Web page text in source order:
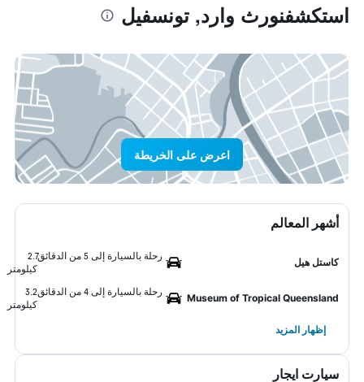
استكشفنورث وارد, تونسفيل
اعرض على الخريطة
أشهر المعالم
كاستل هيل
رحلة بالسيارة إلى 5 من الدقائق
2.7
كيلومتر
Museum of Tropical Queensland
رحلة بالسيارة إلى 4 من الدقائق
3.2
كيلومتر
إظهار المزيد
سيارت ايجار